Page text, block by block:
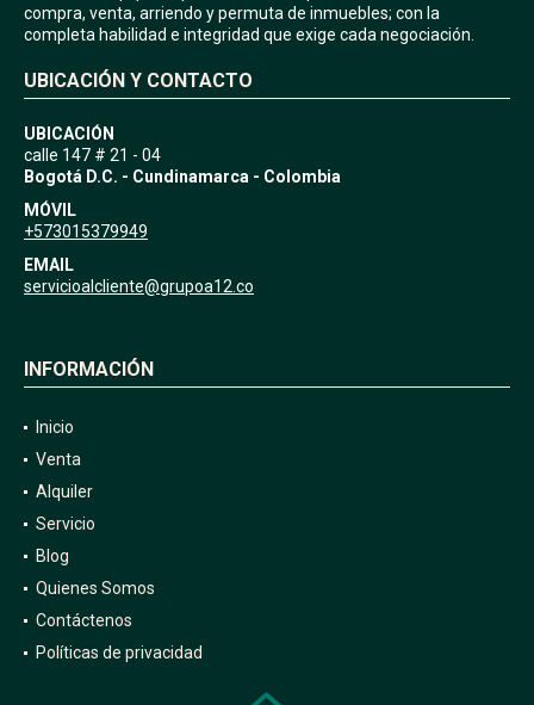
compra, venta, arriendo y permuta de inmuebles; con la
completa habilidad e integridad que exige cada negociación.
UBICACIÓN Y CONTACTO
UBICACIÓN
calle 147 # 21 - 04
Bogotá D.C. - Cundinamarca - Colombia
MÓVIL
+573015379949
EMAIL
servicioalcliente@grupoa12.co
INFORMACIÓN
Inicio
Venta
Alquiler
Servicio
Blog
Quienes Somos
Contáctenos
Políticas de privacidad